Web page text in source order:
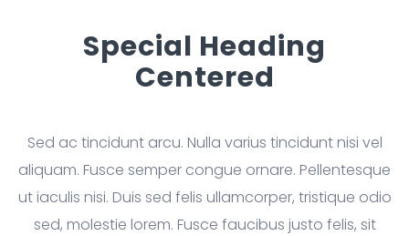
Special Heading
Centered
Sed ac tincidunt arcu. Nulla varius tincidunt nisi vel
aliquam. Fusce semper congue ornare. Pellentesque
ut iaculis nisi. Duis sed felis ullamcorper, tristique odio
sed, molestie lorem. Fusce faucibus justo felis, sit